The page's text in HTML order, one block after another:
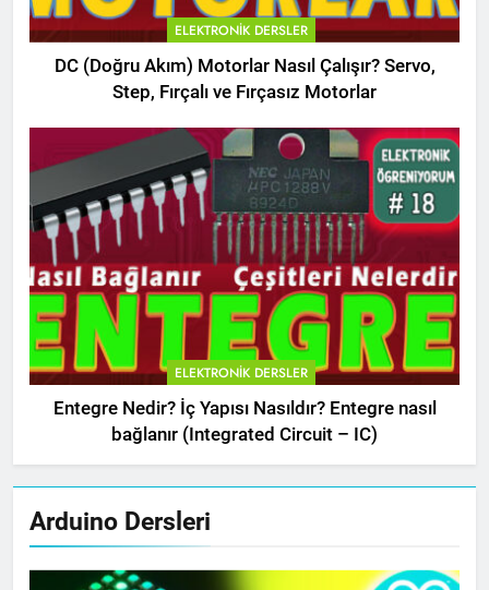
ELEKTRONIK DERSLER
DC (Doğru Akım) Motorlar Nasıl Çalışır? Servo,
Step, Fırçalı ve Fırçasız Motorlar
ELEKTRONIK DERSLER
Entegre Nedir? İç Yapısı Nasıldır? Entegre nasıl
bağlanır (Integrated Circuit – IC)
Arduino Dersleri